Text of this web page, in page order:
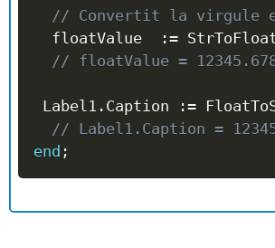
// Convertit la virgule
  floatValue
:=
// floatValue =
Label1 . Caption :=
// Label1.Caption =
end ;